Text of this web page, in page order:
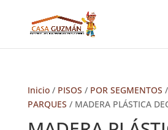
Inicio/ PISOS / POR SEGMENTOS /
PARQUES / MADERA PLÁSTICA